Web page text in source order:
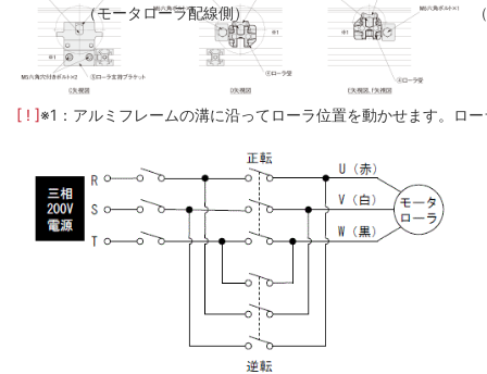
（モータローラ配線側）
[ ! ]※1：アルミフレームの溝に沿ってローラ位置を動かせます。ロ